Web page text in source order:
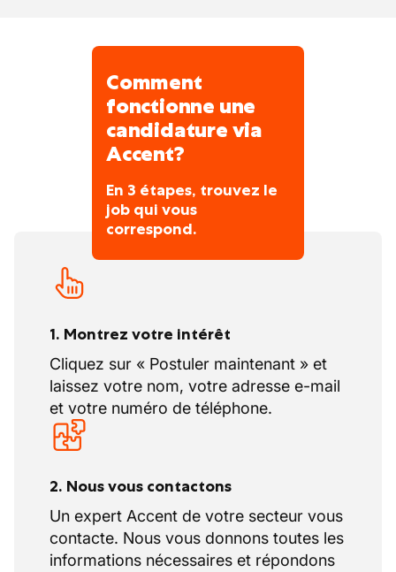
de récupération.
Comment
fonctionne une
candidature via
Accent?
En 3 étapes, trouvez le
job qui vous
correspond.
1. Montrez votre intérêt
Cliquez sur « Postuler maintenant » et
laissez votre nom, votre adresse e-mail
et votre numéro de téléphone.
2. Nous vous contactons
Un expert Accent de votre secteur vous
contacte. Nous vous donnons toutes les
informations nécessaires et répondons